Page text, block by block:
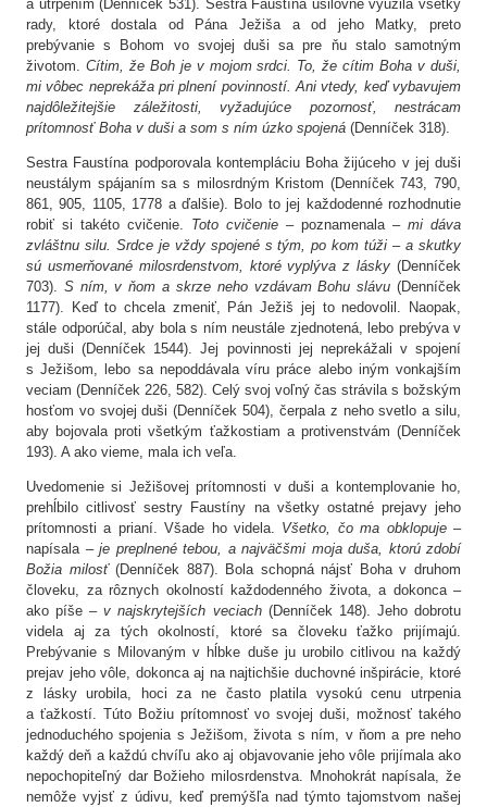
a utrpením (Denníček 531). Sestra Faustína usilovne využila všetky
rady, ktoré dostala od Pána Ježiša a od jeho Matky, preto
prebývanie s Bohom vo svojej duši sa pre ňu stalo samotným
životom. Cítim, že Boh je v mojom srdci. To, že cítim Boha v duši,
mi vôbec neprekáža pri plnení povinností. Ani vtedy, keď vybavujem
najdôležitejšie záležitosti, vyžadujúce pozornosť, nestrácam
prítomnosť Boha v duši a som s ním úzko spojená (Denníček 318).
Sestra Faustína podporovala kontempláciu Boha žijúceho v jej duši
neustálym spájaním sa s milosrdným Kristom (Denníček 743, 790,
861, 905, 1105, 1778 a ďalšie). Bolo to jej každodenné rozhodnutie
robiť si takéto cvičenie. Toto cvičenie – poznamenala – mi dáva
zvláštnu silu. Srdce je vždy spojené s tým, po kom túži – a skutky
sú usmerňované milosrdenstvom, ktoré vyplýva z lásky (Denníček
703). S ním, v ňom a skrze neho vzdávam Bohu slávu(Denníček
1177). Keď to chcela zmeniť, Pán Ježiš jej to nedovolil. Naopak,
stále odporúčal, aby bola s ním neustále zjednotená, lebo prebýva v
jej duši (Denníček 1544). Jej povinnosti jej neprekážali v spojení
s Ježišom, lebo sa nepoddávala víru práce alebo iným vonkajším
veciam (Denníček 226, 582). Celý svoj voľný čas strávila s božským
hosťom vo svojej duši (Denníček 504), čerpala z neho svetlo a silu,
aby bojovala proti všetkým ťažkostiam a protivenstvám (Denníček
193). A ako vieme, mala ich veľa.
Uvedomenie si Ježišovej prítomnosti v duši a kontemplovanie ho,
prehĺbilo citlivosť sestry Faustíny na všetky ostatné prejavy jeho
prítomnosti a prianí. Všade ho videla. Všetko, čo ma obklopuje–
napísala – je preplnené tebou, a najväčšmi moja duša, ktorú zdobí
Božia milosť(Denníček 887). Bola schopná nájsť Boha v druhom
človeku, za rôznych okolností každodenného života, a dokonca –
ako píše –v najskrytejších veciach (Denníček 148). Jeho dobrotu
videla aj za tých okolností, ktoré sa človeku ťažko prijímajú.
Prebývanie s Milovaným v hĺbke duše ju urobilo citlivou na každý
prejav jeho vôle, dokonca aj na najtichšie duchovné inšpirácie, ktoré
z lásky urobila, hoci za ne často platila vysokú cenu utrpenia
a ťažkostí. Túto Božiu prítomnosť vo svojej duši, možnosť takého
jednoduchého spojenia s Ježišom, života s ním, v ňom a pre neho
každý deň a každú chvíľu ako aj objavovanie jeho vôle prijímala ako
nepochopiteľný dar Božieho milosrdenstva. Mnohokrát napísala, že
nemôže vyjsť z údivu, keď premýšľa nad týmto tajomstvom našej